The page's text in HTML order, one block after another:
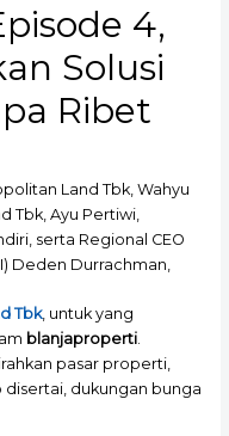
4,
Solusi
Ribet
Land Tbk, Wahyu
Tbk, Ayu Pertiwi,
serta Regional CEO
Deden Durrachman,
Tbk, untuk yang
blanjaproperti.
pasar properti,
dukungan bunga